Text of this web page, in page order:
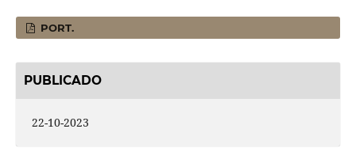
PORT.
PUBLICADO
22-10-2023